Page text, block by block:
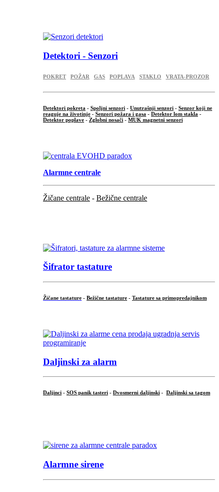
Detektori - Senzori
POKRET POŽAR GAS POPLAVA STAKLO VRATA-PROZOR
Detektori pokreta - Spoljni senzori - Unutrašnji senzori - Senzor koji ne
reaguje na životinje - Senzori požara i gasa - Detektor lom stakla -
Detektor poplave - Zglobni nosači - MUK magnetni senzori
Alarmne centrale
Žičane centrale - Bežične centrale
Šifrator tastature
Žičane tastature - Bežične tastature - Tastature sa primopredajnikom
Daljinski za alarm
Daljinci - SOS panik tasteri - Dvosmerni daljinski - Daljinski sa tagom
Alarmne sirene